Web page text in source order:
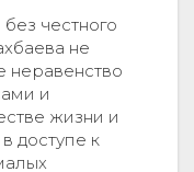
честного
не
неравенство
и
жизни и
доступе к